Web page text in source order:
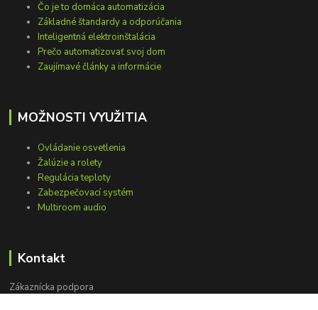
Čo je to domáca automatizácia
Základné štandardy a odporúčania
Inteligentná elektroinštalácia
Prečo automatizovať svoj dom
Zaujímavé články a informácie
MOŽNOSTI VYUŽITIA
Ovládanie osvetlenia
Žalúzie a rolety
Regulácia teploty
Zabezpečovací systém
Multiroom audio
Kontakt
Zákaznícka podpora